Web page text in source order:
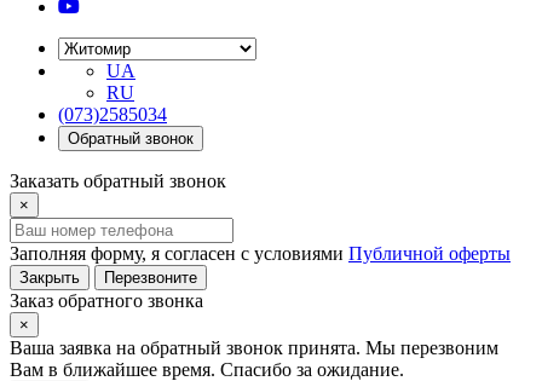
UA
RU
(073)2585034
Обратный звонок
Заказать обратный звонок
×
Заполняя форму, я согласен с условиями Публичной оферты
Закрыть Перезвоните
Заказ обратного звонка
×
Ваша заявка на обратный звонок принята. Мы перезвоним
Вам в ближайшее время. Спасибо за ожидание.